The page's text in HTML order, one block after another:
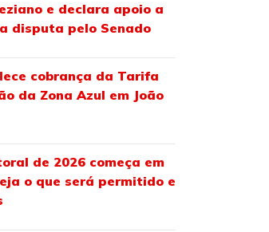
e declara apoio a
disputa pelo Senado
cobrança da Tarifa
da Zona Azul em João
de 2026 começa em
o que será permitido e